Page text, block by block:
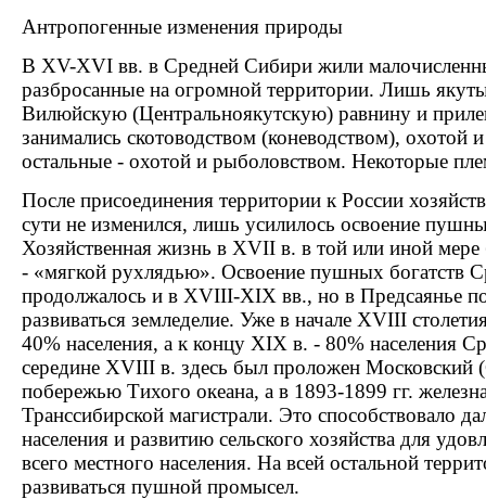
Антропогенные изменения природы
В XV-XVI вв. в Средней Сибири жили
разбросанные на огромной территории. Лишь
Вилюйскую (Центральноякутскую) равнину и
занимались скотоводством (коневодством), охотой
остальные - охотой и рыболовством. Некоторые
После присоединения территории к России
сути не изменился, лишь усилилось освоение
Хозяйственная жизнь в XVII в. в той или иной
- «мягкой рухлядью». Освоение пушных богатств
продолжалось и в XVIII-XIX вв., но в Предсаянье
развиваться земледелие. Уже в начале XVIII
40% населения, а к концу XIX в. - 80% населения
середине XVIII в. здесь был проложен Московский
побережью Тихого океана, а в 1893-1899 гг.
Транссибирской магистрали. Это способствовало
населения и развитию сельского хозяйства для
всего местного населения. На всей остальной
развиваться пушной промысел.